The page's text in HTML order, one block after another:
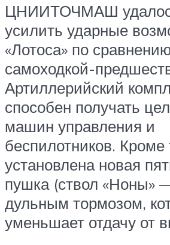
ЦНИИТОЧМАШ
усилить ударные
«Лотоса» по
самоходкой-
Артиллерийский
способен получать
машин управления и
беспилотников.
установлена новая
пушка (ствол «Ноны»
дульным тормозом,
уменьшает отдачу от